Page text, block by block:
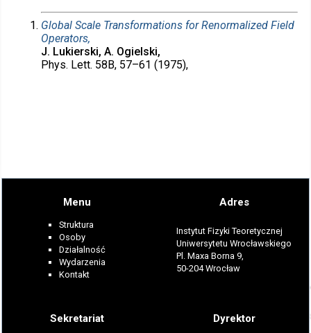
Global Scale Transformations for Renormalized Field
Operators,
J. Lukierski, A. Ogielski,
Phys. Lett. 58B, 57–61 (1975),
Menu
Struktura
Osoby
Działalność
Wydarzenia
Kontakt
Adres
Instytut Fizyki Teoretycznej
Uniwersytetu Wrocławskiego
Pl. Maxa Borna 9,
50-204 Wrocław
Sekretariat Dyrektor